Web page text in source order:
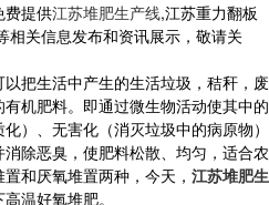
费提供江苏堆肥生产线,江苏重力翻板
相关信息发布和资讯展示，敬请关
把生活中产生的生活垃圾，秸秆，废
机肥料。即通过微生物活动使其中的
）、无害化（消灭垃圾中的病原物）
除恶臭，使肥料松散、均匀，适合农
和厌氧堆置两种，今天， 江苏堆肥生
温好氧堆肥。